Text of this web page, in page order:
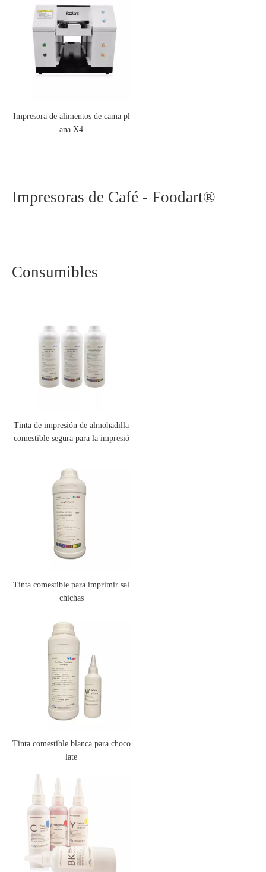
Impresora de alimentos de cama pl
ana X4
Impresoras de Café - Foodart®
Consumibles
Tinta de impresión de almohadilla
comestible segura para la impresió
Tinta comestible para imprimir sal
chichas
Tinta comestible blanca para choco
late